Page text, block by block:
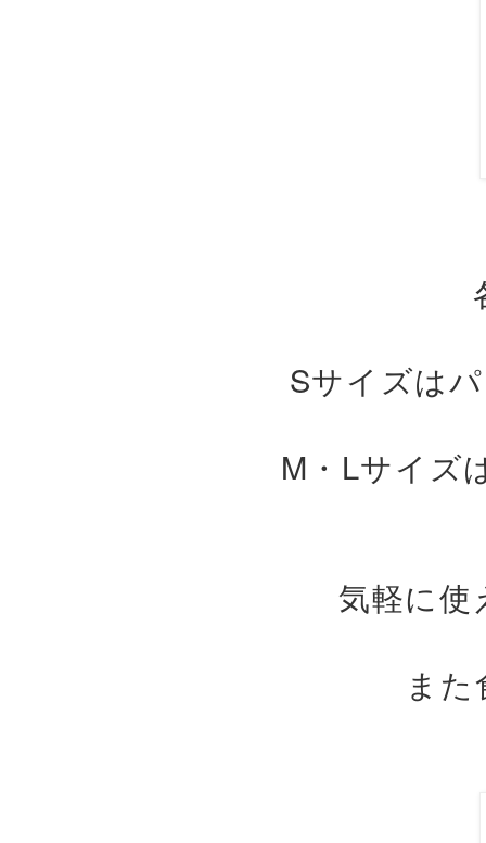
Sサイズは
M・Lサイズ
気軽に使
ま